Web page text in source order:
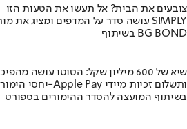
צובעים את הבית? אל תעשו את הטעות הזו
מומחה BG BOND עושה סדר על המדפים ומציג את מותג הצבע SIMPLY
בשיתוף BG BOND
שיא של 600 מיליון שקל: הטוטו עושה מהפיכה
יחסי הימור משופרים, הפקדות ב-Apple Pay ותשלום זכיות מיידי
בשיתוף המועצה להסדר ההימורים בספורט